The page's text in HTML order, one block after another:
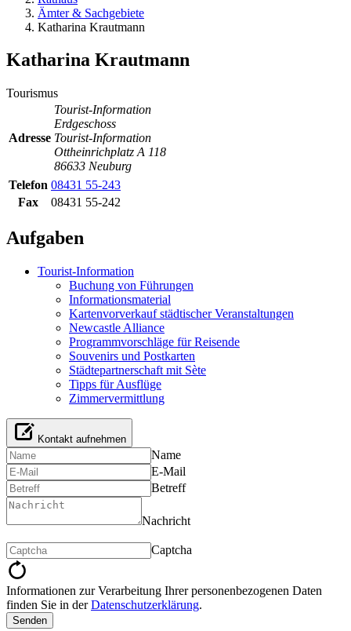
Ämter & Sachgebiete
Katharina Krautmann
Katharina Krautmann
Tourismus
Adresse
Tourist-Information
Erdgeschoss
Tourist-Information
Ottheinrichplatz A 118
86633 Neuburg
Telefon 08431 55-243
Fax
08431 55-242
Aufgaben
Tourist-Information
Buchung von Führungen
Informationsmaterial
Kartenvorverkauf städtischer Veranstaltungen
Newcastle Alliance
Programmvorschläge für Reisende
Souvenirs und Postkarten
Städtepartnerschaft mit Sète
Tipps für Ausflüge
Zimmervermittlung
Kontakt aufnehmen
Name
E-Mail
Betreff
Nachricht
Captcha
Informationen zur Verarbeitung Ihrer personenbezogenen Daten
finden Sie in derDatenschutzerklärung.
Senden